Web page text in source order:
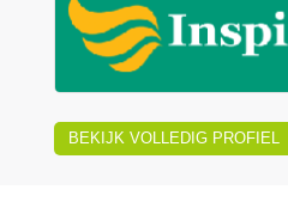
BEKIJK VOLLEDIG PROFIEL